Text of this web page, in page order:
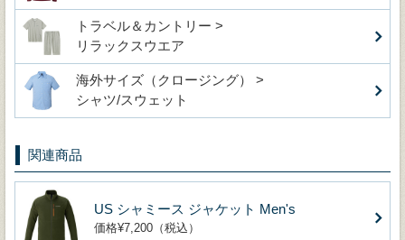
トラベル＆カントリー >
リラックスウエア
海外サイズ（クロージング） >
シャツ/スウェット
関連商品
US シャミース ジャケット Men's
価格¥7,200（税込）